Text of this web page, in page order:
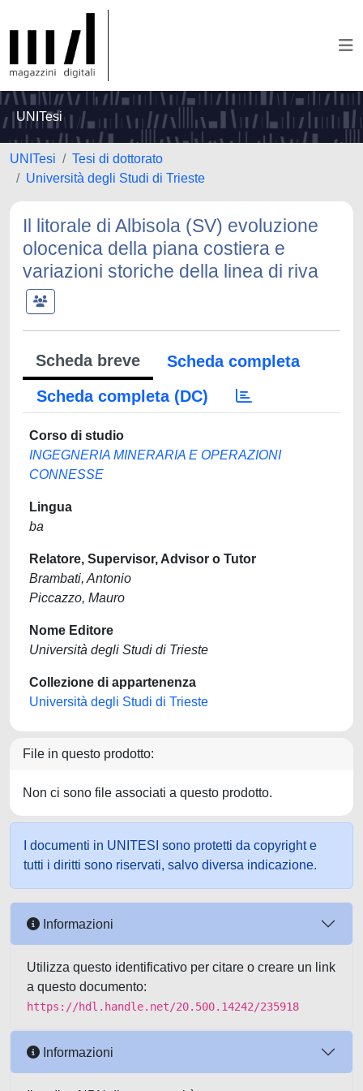
UNITesi
UNITesi
Tesi di dottorato
Università degli Studi di Trieste
Il litorale di Albisola (SV) evoluzione
olocenica della piana costiera e
variazioni storiche della linea di riva
Scheda breve
Scheda completa
Scheda completa (DC)
Corso di studio
INGEGNERIA MINERARIA E OPERAZIONI
CONNESSE
Lingua
ba
Relatore, Supervisor, Advisor o Tutor
Brambati, Antonio
Piccazzo, Mauro
Nome Editore
Università degli Studi di Trieste
Collezione di appartenenza
Università degli Studi di Trieste
File in questo prodotto:
Non ci sono file associati a questo prodotto.
I documenti in UNITESI sono protetti da copyright e
tutti i diritti sono riservati, salvo diversa indicazione.
Informazioni
Utilizza questo identificativo per citare o creare un link
a questo documento:
https://hdl.handle.net/20.500.14242/235918
Informazioni